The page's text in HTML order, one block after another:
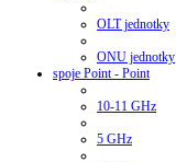
OLT jednotky
ONU jednotky
spoje Point - Point
10-11 GHz
5 GHz